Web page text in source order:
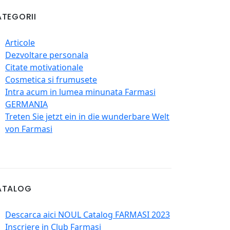
Articole
Dezvoltare personala
Citate motivationale
Cosmetica si frumusete
Intra acum in lumea minunata Farmasi
GERMANIA
Treten Sie jetzt ein in die wunderbare Welt
von Farmasi
Descarca aici NOUL Catalog FARMASI 2023
Inscriere in Club Farmasi